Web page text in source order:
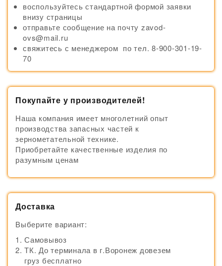
воспользуйтесь стандартной формой заявки
внизу страницы
отправьте сообщение на почту zavod-
ovs@mail.ru
свяжитесь с менеджером по тел. 8-900-301-19-
70
Покупайте у производителей!
Наша компания имеет многолетний опыт
производства запасных частей к
зернометательной технике.
Приобретайте качественные изделия по
разумным ценам
Доставка
Выберите вариант:
Самовывоз
ТК. До терминала в г.Воронеж довезем
груз бесплатно